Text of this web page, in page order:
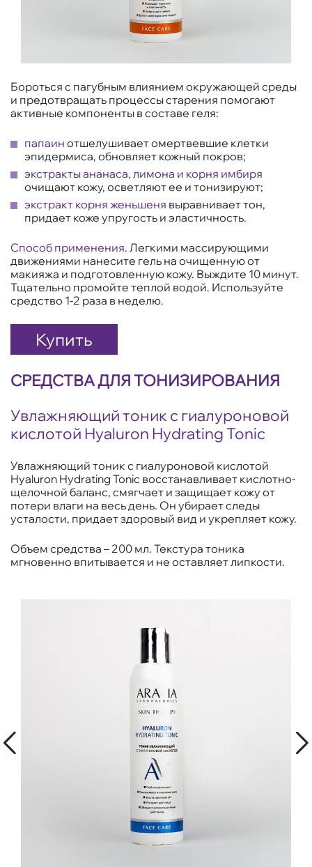
Бороться с пагубным влиянием окружающей среды
и предотвращать процессы старения помогают
активные компоненты в составе геля:
папаин отшелушивает омертвевшие клетки
эпидермиса, обновляет кожный покров;
экстракты ананаса, лимона и корня имбиря
очищают кожу, осветляют ее и тонизируют;
экстракт корня женьшеня выравнивает тон,
придает коже упругость и эластичность.
Способ применения. Легкими массирующими
движениями нанесите гель на очищенную от
макияжа и подготовленную кожу. Выждите 10 минут.
Тщательно промойте теплой водой. Используйте
средство 1-2 раза в неделю.
Купить
СРЕДСТВА ДЛЯ ТОНИЗИРОВАНИЯ
Увлажняющий тоник с гиалуроновой
кислотой Hyaluron Hydrating Tonic
Увлажняющий тоник с гиалуроновой кислотой
Hyaluron Hydrating Tonic восстанавливает кислотно-
щелочной баланс, смягчает и защищает кожу от
потери влаги на весь день. Он убирает следы
усталости, придает здоровый вид и укрепляет кожу.
Объем средства – 200 мл. Текстура тоника
мгновенно впитывается и не оставляет липкости.